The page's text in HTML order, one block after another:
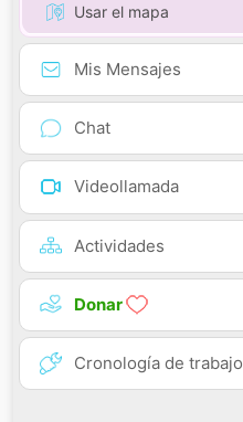
Usar el mapa
Mis Mensajes
Chat
Videollamada
Actividades
Donar
Cronología de trabajo